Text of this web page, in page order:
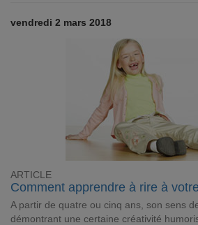
vendredi 2 mars 2018
ARTICLE
Comment apprendre à rire à
A partir de quatre ou cinq ans, son sens
démontrant une certaine créativité